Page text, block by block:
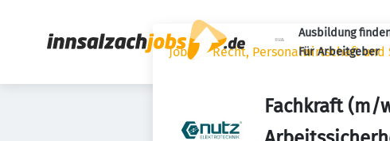
Ausbildung
Für Arbeitgeber
Jobs Recht, Personalwirtschaft und
Fachkraft (m/